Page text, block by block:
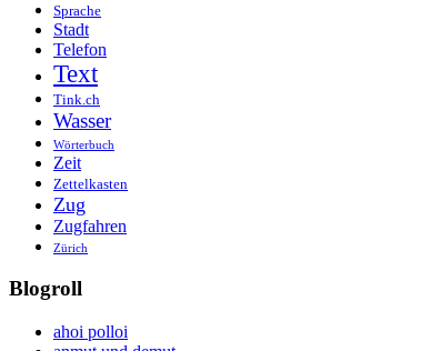
Sprache
Stadt
Telefon
Text
Tink.ch
Wasser
Wörterbuch
Zeit
Zettelkasten
Zug
Zugfahren
Zürich
Blogroll
ahoi polloi